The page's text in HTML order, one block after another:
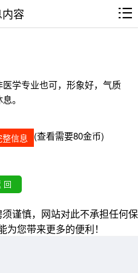
容
学专业也可，形象好，气质
。
信息 (查看需要80金币)
谨慎，网站对此不承担任何保
您带来更多的便利！